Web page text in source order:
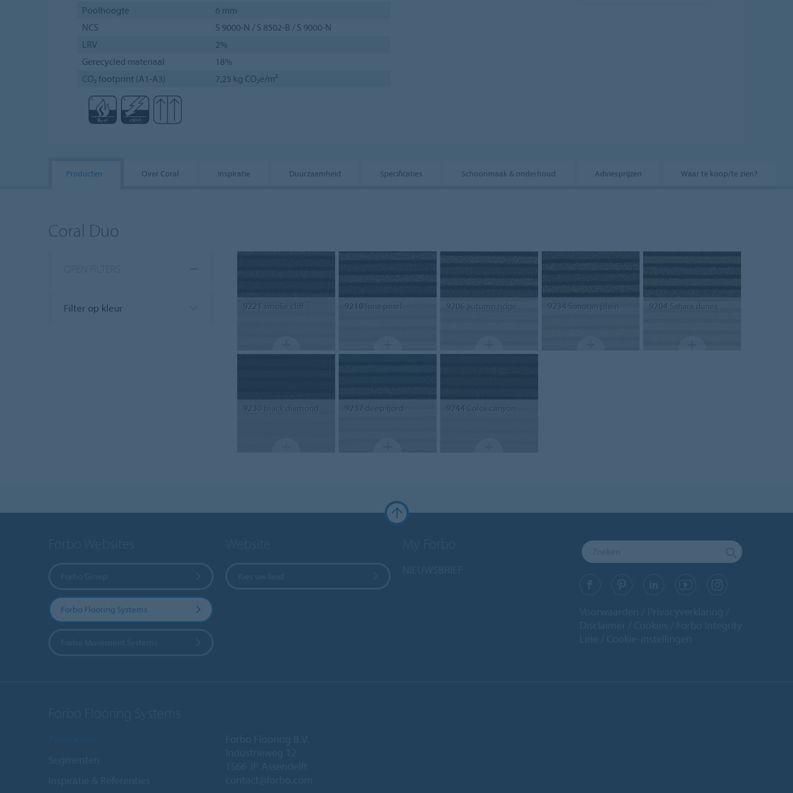
Poolhoogte
6 mm
NCS
S 9000-N / S 8502-B / S 9000-N
LRV
2%
Gerecycled materiaal
18%
CO₂ footprint (A1-A3)
7,25 kg CO₂e/m²
Producten Over Coral Inspiratie Duurzaamheid Specificaties Schoonmaak & onderhoud Adviesprijzen Waar te koop/te zien?
Coral Duo
Filter op kleur 9221 smoke cliff 9210 luna pearl 9206 autumn ridge 9234Sonoran plain 9204Sahara dunes
9230 black diamond 9237 deep fjord 9244Colca canyon
Forbo Flooring Systems